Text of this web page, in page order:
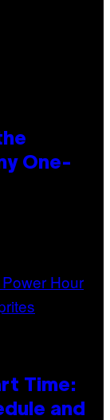
One-
Time:
and